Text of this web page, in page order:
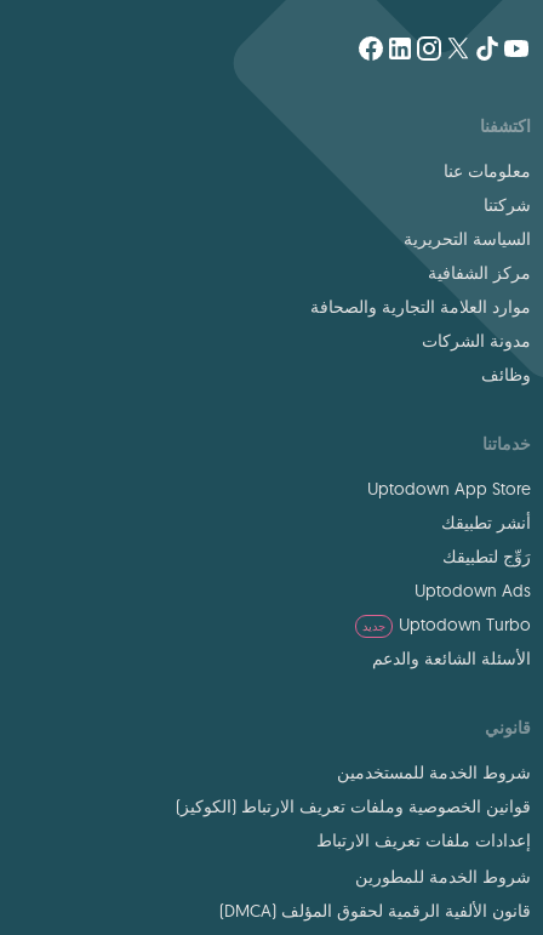
اكتشفنا
معلومات عنا
شركتنا
السياسة التحريرية
مركز الشفافية
موارد العلامة التجارية والصحافة
مدونة الشركات
وظائف
خدماتنا
Uptodown App Store
أنشر تطبيقك
رَوِّج لتطبيقك
Uptodown Ads
Uptodown Turbo
جديد
الأسئلة الشائعة والدعم
قانوني
شروط الخدمة للمستخدمين
قوانين الخصوصية وملفات تعريف الارتباط (الكوكيز)
إعدادات ملفات تعريف الارتباط
شروط الخدمة للمطورين
قانون الألفية الرقمية لحقوق المؤلف (DMCA)